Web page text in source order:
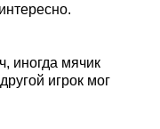
иногда мячик
игрок мог